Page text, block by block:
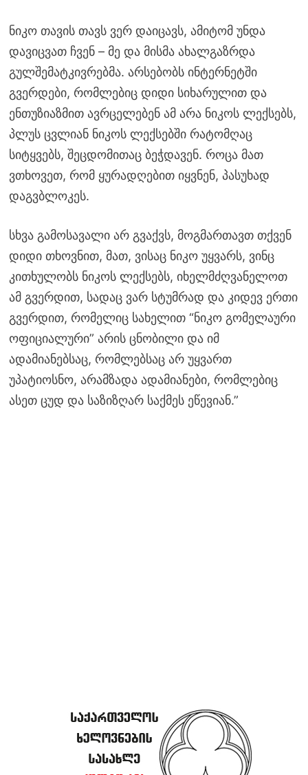
ნიკო თავის თავს ვერ დაიცავს, ამიტომ უნდა
დავიცვათ ჩვენ – მე და მისმა ახალგაზრდა
გულშემატკივრებმა. არსებობს ინტერნეტში
გვერდები, რომლებიც დიდი სიხარულით და
ენთუზიაზმით ავრცელებენ ამ არა ნიკოს ლექსებს,
პლუს ცვლიან ნიკოს ლექსებში რატომღაც
სიტყვებს, შეცდომითაც ბეჭდავენ. როცა მათ
ვთხოვეთ, რომ ყურადღებით იყვნენ, პასუხად
დაგვბლოკეს.
სხვა გამოსავალი არ გვაქვს, მოგმართავთ თქვენ
დიდი თხოვნით, მათ, ვისაც ნიკო უყვარს, ვინც
კითხულობს ნიკოს ლექსებს, იხელმძღვანელოთ
ამ გვერდით, სადაც ვარ სტუმრად და კიდევ ერთი
გვერდით, რომელიც სახელით “ნიკო გომელაური
ოფიციალური” არის ცნობილი და იმ
ადამიანებსაც, რომლებსაც არ უყვართ
უპატიოსნო, არამზადა ადამიანები, რომლებიც
ასეთ ცუდ და საზიზღარ საქმეს ეწევიან.”